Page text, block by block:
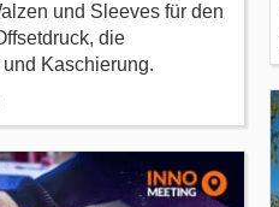
und Sleeves für den
die
Kaschierung.